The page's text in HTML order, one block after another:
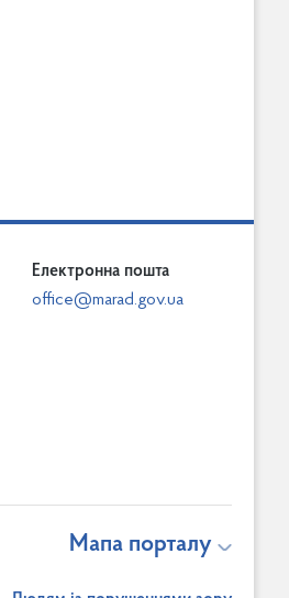
Електронна пошта
office@marad.gov.ua
Мапа порталу